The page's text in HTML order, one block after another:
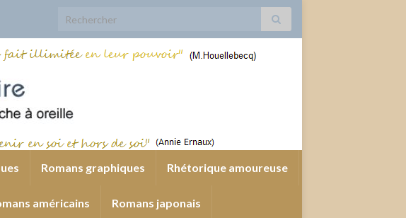
Search for:
Romans graphiques Rhétorique amoureuse
américains Romans japonais